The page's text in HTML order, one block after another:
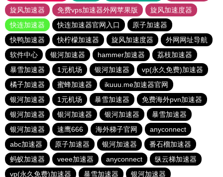
旋风加速器
免费vps加速器外网苹果版
旋风加速度器
快连加速器
快连加速器官网入口
原子加速器
快鸭加速器
快柠檬加速器 旋风加速度器
外网网址导航
软件中心
银河加速器 hammer加速器
荔枝加速器
暴雪加速器
1元机场 银河加速器
vp(永久免费)加速器
橘子加速器
蜜蜂加速器
ikuuu.me加速器官网
银河加速器
1元机场 暴雪加速器
免费海外pvn加速器
银河加速器
银河加速器 银河加速器
暴雪加速器
银河加速器
速鹰666 海外梯子官网
anyconnect
abc加速器
原子加速器 银河加速器
番石榴加速器
蚂蚁加速器
veee加速器 anyconnect
纵云梯加速器
vp(永久免费)加速器
暴雪加速器 银河加速器